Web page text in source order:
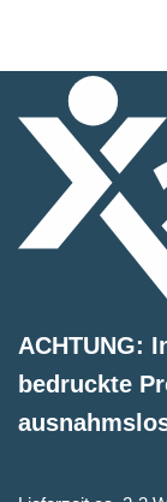
ACHTUNG:
bedruckte